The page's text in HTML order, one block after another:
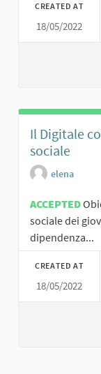
CREATED AT
18/05/2022
Il Digitale
sociale
elena
ACCEPTED
sociale dei
dipendenza...
CREATED AT
18/05/2022